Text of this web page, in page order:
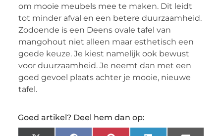
om mooie meubels mee te maken. Dit leidt
tot minder afval en een betere duurzaamheid.
Zodoende is een Deens ovale tafel van
mangohout niet alleen maar esthetisch een
goede keuze. Je kiest namelijk ook bewust
voor duurzaamheid. Je neemt dan met een
goed gevoel plaats achter je mooie, nieuwe
tafel.
Goed artikel? Deel hem dan op: